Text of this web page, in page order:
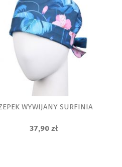
WYWIJANY SURFINIA
37,90 zł